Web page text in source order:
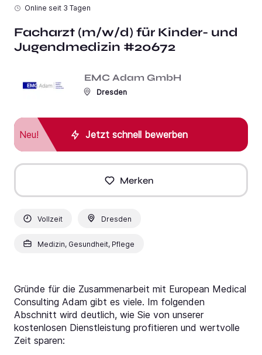
Online seit 3 Tagen
Facharzt (m/w/d) für Kinder- und
Jugendmedizin #20672
EMC Adam GmbH
Dresden
Jetzt schnell bewerben
Neu!
Merken
Vollzeit Dresden
Medizin, Gesundheit, Pflege
Gründe für die Zusammenarbeit mit European Medical
Consulting Adam gibt es viele. Im folgenden
Abschnitt wird deutlich, wie Sie von unserer
kostenlosen Dienstleistung profitieren und wertvolle
Zeit sparen: